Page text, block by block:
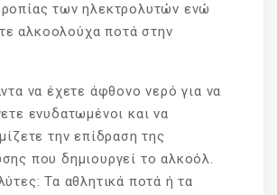
των ηλεκτρολυτών ενώ
αλκοολούχα ποτά στην
να έχετε άφθονο νερό για να
ενυδατωμένοι και να
την επίδραση της
που δημιουργεί το αλκοόλ.
Τα αθλητικά ποτά ή τα